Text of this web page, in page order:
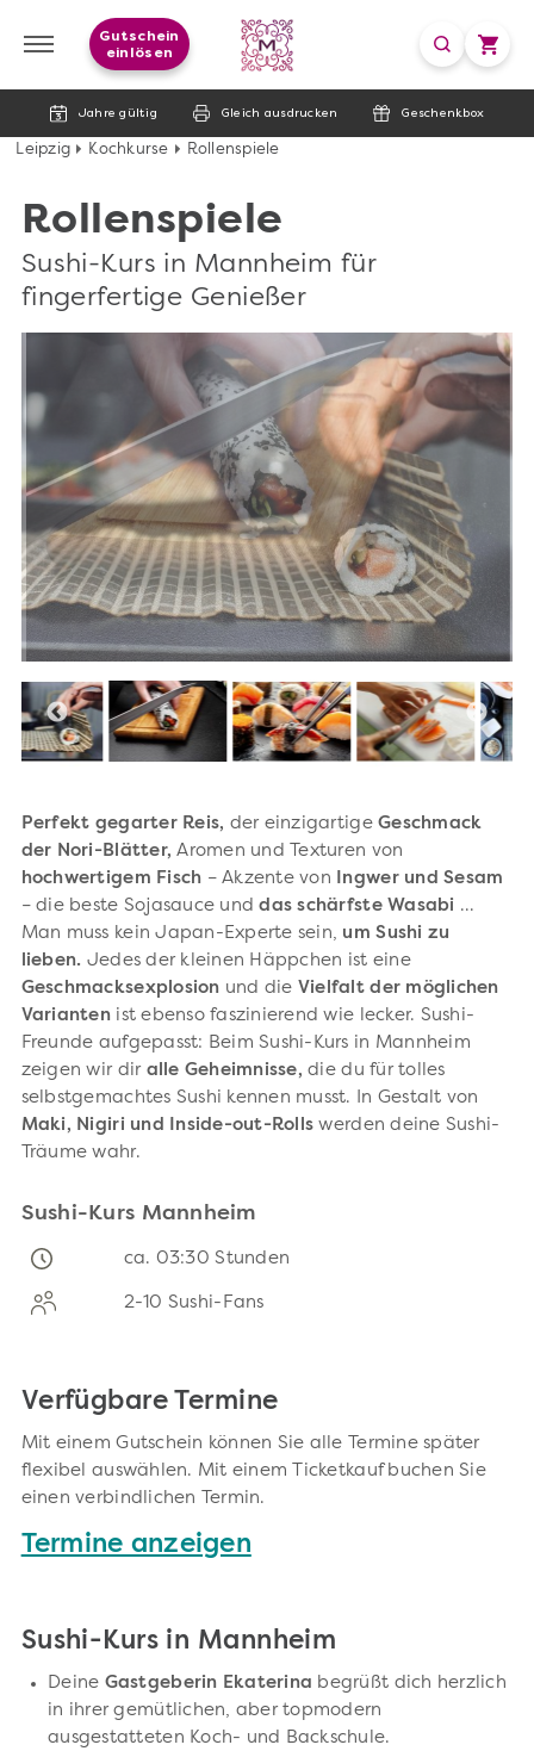
Jahre gültig Gleich ausdrucken Geschenkbox
Gutschein
einlösen
Leipzig Kochkurse Rollenspiele
Rollenspiele
Sushi-Kurs in Mannheim für
fingerfertige Genießer
Perfekt gegarter Reis, der einzigartigeGeschmack
der Nori-Blätter, Aromen und Texturen von
hochwertigem Fisch – Akzente von
Ingwer und Sesam
– die beste Sojasauce unddas schärfste Wasabi ...
Man muss kein Japan-Experte sein, um Sushi zu
lieben. Jedes der kleinen Häppchen ist eine
Geschmacksexplosion und die Vielfalt der möglichen
Variantenist ebenso faszinierend wie lecker. Sushi-
Freunde aufgepasst: Beim Sushi-Kurs in Mannheim
zeigen wir dir alle Geheimnisse, die du für tolles
selbstgemachtes Sushi kennen musst. In Gestalt von
Maki, Nigiri und Inside-out-Rolls werden deine Sushi-
Träume wahr.
Sushi-Kurs Mannheim
ca. 03:30 Stunden
2-10 Sushi-Fans
Verfügbare Termine
Mit einem Gutschein können Sie alle Termine später
flexibel auswählen. Mit einem Ticketkauf buchen Sie
einen verbindlichen Termin.
Termine anzeigen
Sushi-Kurs in Mannheim
Deine Gastgeberin Ekaterina begrüßt dich herzlich
in ihrer gemütlichen, aber topmodern
ausgestatteten Koch- und Backschule.